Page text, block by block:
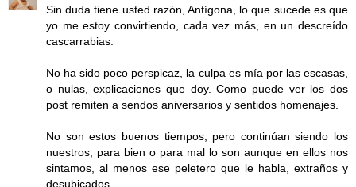
Sin duda tiene usted razón, Antígona, lo que sucede es que
yo me estoy convirtiendo, cada vez más, en un descreído
cascarrabias.
No ha sido poco perspicaz, la culpa es mía por las escasas,
o nulas, explicaciones que doy. Como puede ver los dos
post remiten a sendos aniversarios y sentidos homenajes.
No son estos buenos tiempos, pero continúan siendo los
nuestros, para bien o para mal lo son aunque en ellos nos
sintamos, al menos ese peletero que le habla, extraños y
desubicados.